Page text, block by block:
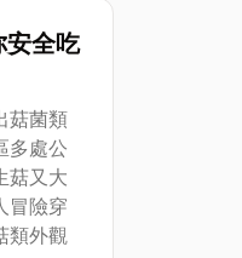
全吃
菇菌類
多處公
菇又大
冒險穿
類外觀